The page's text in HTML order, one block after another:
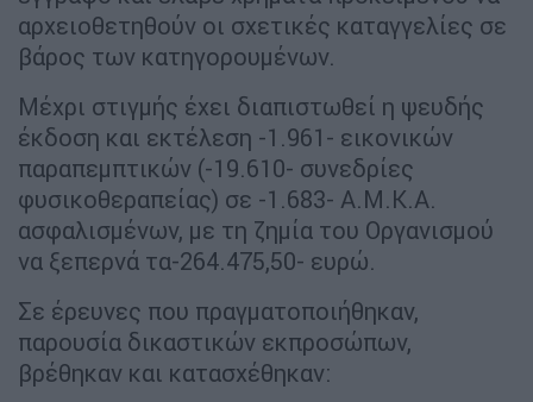
αρχειοθετηθούν οι σχετικές καταγγελίες σε
βάρος των κατηγορουμένων.
Μέχρι στιγμής έχει διαπιστωθεί η ψευδής
έκδοση και εκτέλεση -1.961- εικονικών
παραπεμπτικών (-19.610- συνεδρίες
φυσικοθεραπείας) σε -1.683- Α.Μ.Κ.Α.
ασφαλισμένων, με τη ζημία του Οργανισμού
να ξεπερνά τα-264.475,50- ευρώ.
Σε έρευνες που πραγματοποιήθηκαν,
παρουσία δικαστικών εκπροσώπων,
βρέθηκαν και κατασχέθηκαν: